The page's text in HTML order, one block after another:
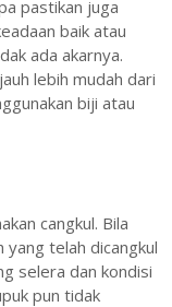
pastikan juga
baik atau
ada akarnya.
lebih mudah dari
biji atau
cangkul. Bila
telah dicangkul
selera dan kondisi
pun tidak